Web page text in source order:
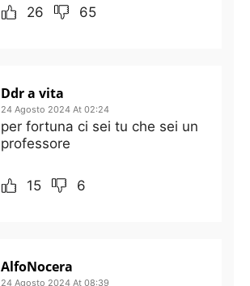
26 65
Ddr a vita
24 Agosto 2024 At 02:24
per fortuna ci sei tu che sei un
professore
15 6
AlfoNocera
24 Agosto 2024 At 08:39